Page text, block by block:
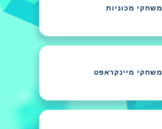
משחקי מכוניות
משחקי מיינקראפט